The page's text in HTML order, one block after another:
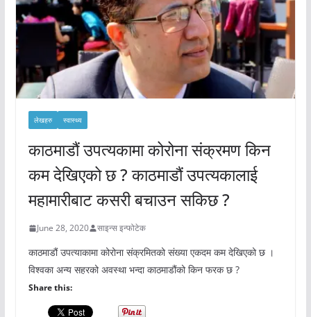
लेखहरु स्वास्थ्य
काठमाडौं उपत्यकामा कोरोना संक्रमण किन
कम देखिएको छ ? काठमाडौं उपत्यकालाई
महामारीबाट कसरी बचाउन सकिछ ?
June 28, 2020 साइन्स इन्फोटेक
काठमाडौं उपत्याकामा कोरोना संक्रमितको संख्या एकदम कम देखिएको छ ।
विश्वका अन्य सहरको अवस्था भन्दा काठमाडौंको किन फरक छ ?
Share this: